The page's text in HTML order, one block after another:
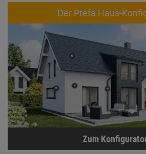
Der Prefa Haus-
Zum